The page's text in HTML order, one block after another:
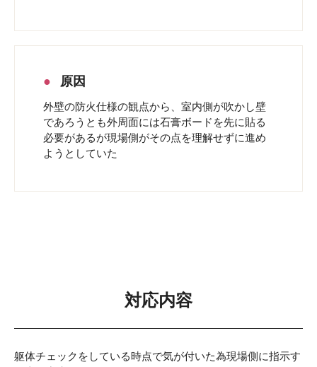
原因
外壁の防火仕様の観点から、室内側が吹かし壁
であろうとも外周面には石膏ボードを先に貼る
必要があるが現場側がその点を理解せずに進め
ようとしていた
対応内容
躯体チェックをしている時点で気が付いた為現場側に指示す